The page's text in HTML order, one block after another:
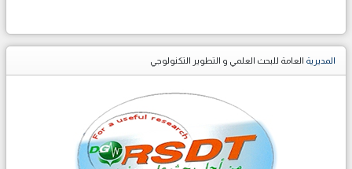
المديرية العامة للبحث العلمي و التطوير التكنولوجي